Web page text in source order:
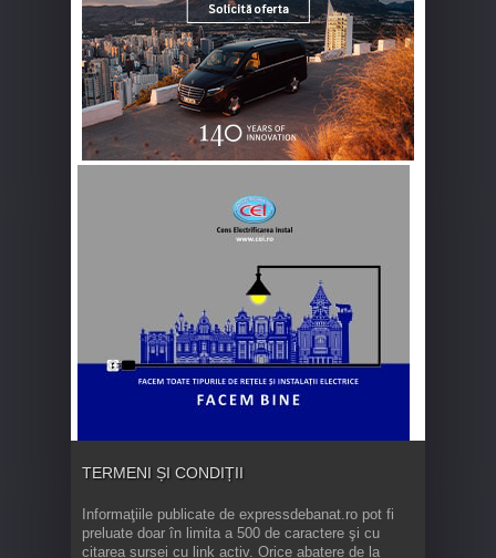
TERMENI ȘI CONDIȚII
Informaţiile publicate de expressdebanat.ro pot fi
preluate doar în limita a 500 de caractere şi cu
citarea sursei cu link activ. Orice abatere de la